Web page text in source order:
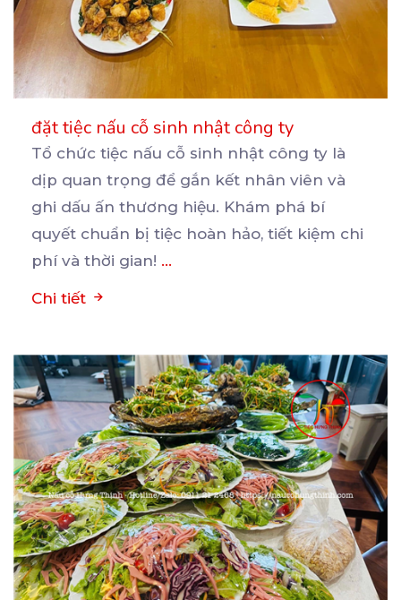
đặt tiệc nấu cỗ sinh nhật công ty
Tổ chức tiệc nấu cỗ sinh nhật công ty là
dịp quan trọng để gắn kết nhân viên và
ghi dấu ấn thương hiệu. Khám phá bí
quyết chuẩn bị tiệc hoàn hảo, tiết kiệm chi
phí và thời gian! ...
Chi tiết